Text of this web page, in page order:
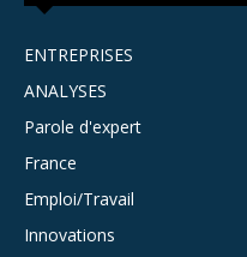
ENTREPRISES
ANALYSES
Parole d'expert
France
Emploi/Travail
Innovations